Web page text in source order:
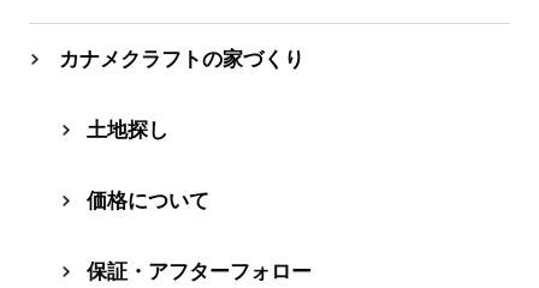
カナメクラフトの家づくり
⼟地探し
価格について
保証・アフターフォロー